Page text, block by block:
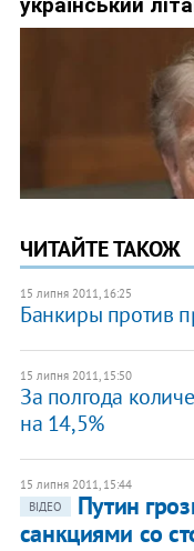
ЧИТАЙТЕ ТАКОЖ
15 липня 2011, 16:25
Банкиры против
15 липня 2011, 15:50
За полгода
на 14,5%
15 липня 2011, 15:44
ВІДЕО
Путин
санкциями со